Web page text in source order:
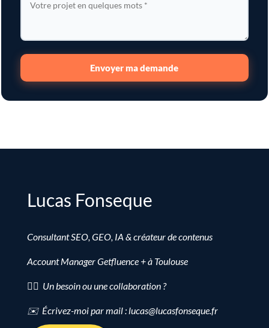
Envoyer ma demande
Lucas Fonseque
Consultant SEO, GEO, IA & créateur de contenus
Account Manager Getfluence + à Toulouse
👉🏻 Un besoin ou une collaboration ?
✉️ Écrivez-moi par mail : lucas@lucasfonseque.fr